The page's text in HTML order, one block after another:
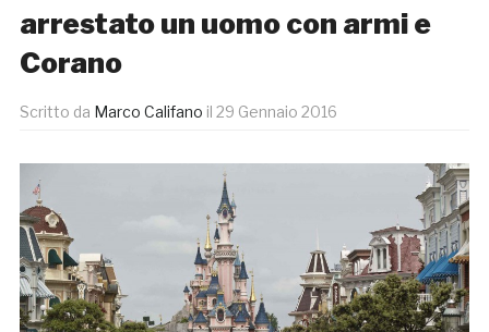
arrestato un uomo con armi e
Corano
Scritto da Marco Califano il 29 Gennaio 2016